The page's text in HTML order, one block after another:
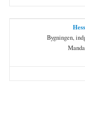
Bygningen,